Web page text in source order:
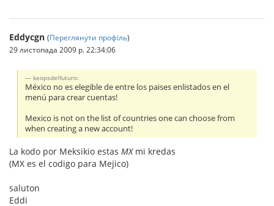
Eddycgn (Переглянути профіль)
29 листопада 2009 р. 22:34:06
keopsdelfuturo:
México no es elegible de entre los paises enlistados en el
menú para crear cuentas!
Mexico is not on the list of countries one can choose from
when creating a new account!
La kodo por Meksikio estas MXmi kredas
(MX es el codigo para Mejico)
saluton
Eddi